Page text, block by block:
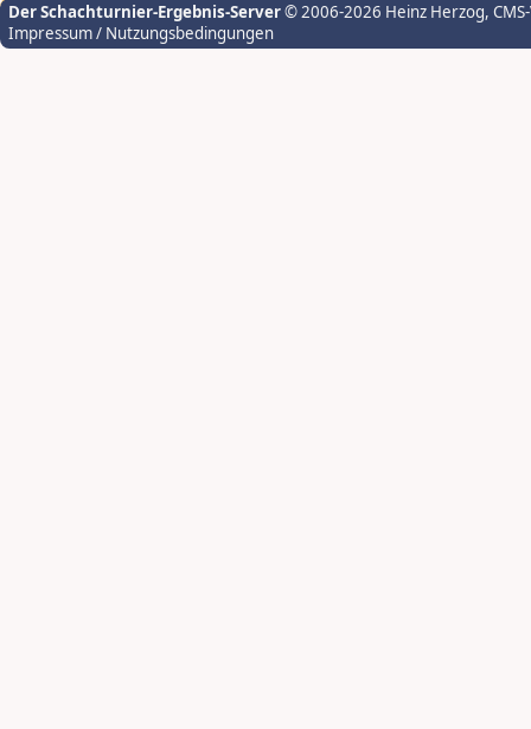
Der Schachturnier-Ergebnis-Server© 2006-2026 Heinz Herzog,
Impressum / Nutzungsbedingungen